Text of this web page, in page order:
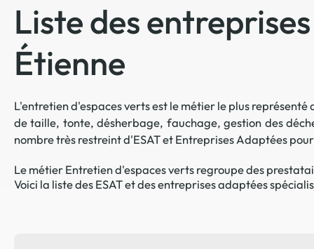
Liste des
Étienne
L'entretien d'espaces verts est le métier le plus
de taille, tonte, désherbage, fauchage, gestion des
nombre très restreint d'ESAT et Entreprises Adaptées
Le métier Entretien d'espaces verts regroupe des
Voici la liste des ESAT et des entreprises adaptées